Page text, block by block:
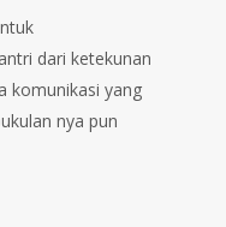
dari ketekunan
komunikasi yang
nya pun